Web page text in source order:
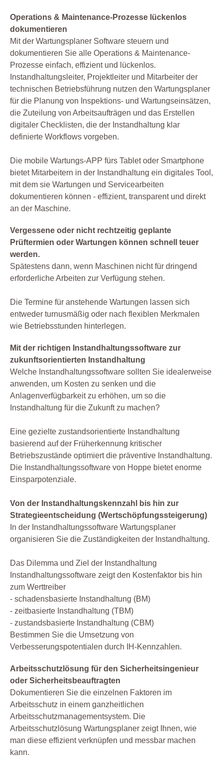
Operations & Maintenance-Prozesse lückenlos
dokumentieren
Mit der Wartungsplaner Software steuern und
dokumentieren Sie alle Operations & Maintenance-
Prozesse einfach, effizient und lückenlos.
Instandhaltungsleiter, Projektleiter und Mitarbeiter der
technischen Betriebsführung nutzen den Wartungsplaner
für die Planung von Inspektions- und Wartungseinsätzen,
die Zuteilung von Arbeitsaufträgen und das Erstellen
digitaler Checklisten, die der Instandhaltung klar
definierte Workflows vorgeben.
Die mobile Wartungs-APP fürs Tablet oder Smartphone
bietet Mitarbeitern in der Instandhaltung ein digitales Tool,
mit dem sie Wartungen und Servicearbeiten
dokumentieren können - effizient, transparent und direkt
an der Maschine.
Vergessene oder nicht rechtzeitig geplante
Prüftermien oder Wartungen können schnell teuer
werden.
Spätestens dann, wenn Maschinen nicht für dringend
erforderliche Arbeiten zur Verfügung stehen.
Die Termine für anstehende Wartungen lassen sich
entweder turnusmäßig oder nach flexiblen Merkmalen
wie Betriebsstunden hinterlegen.
Mit der richtigen Instandhaltungssoftware zur
zukunftsorientierten Instandhaltung
Welche Instandhaltungssoftware sollten Sie idealerweise
anwenden, um Kosten zu senken und die
Anlagenverfügbarkeit zu erhöhen, um so die
Instandhaltung für die Zukunft zu machen?
Eine gezielte zustandsorientierte Instandhaltung
basierend auf der Früherkennung kritischer
Betriebszustände optimiert die präventive Instandhaltung.
Die Instandhaltungssoftware von Hoppe bietet enorme
Einsparpotenziale.
Von der Instandhaltungskennzahl bis hin zur
Strategieentscheidung (Wertschöpfungssteigerung)
In der Instandhaltungssoftware Wartungsplaner
organisieren Sie die Zuständigkeiten der Instandhaltung.
Das Dilemma und Ziel der Instandhaltung
Instandhaltungssoftware zeigt den Kostenfaktor bis hin
zum Werttreiber
- schadensbasierte Instandhaltung (BM)
- zeitbasierte Instandhaltung (TBM)
- zustandsbasierte Instandhaltung (CBM)
Bestimmen Sie die Umsetzung von
Verbesserungspotentialen durch IH-Kennzahlen.
Arbeitsschutzlösung für den Sicherheitsingenieur
oder Sicherheitsbeauftragten
Dokumentieren Sie die einzelnen Faktoren im
Arbeitsschutz in einem ganzheitlichen
Arbeitsschutzmanagementsystem. Die
Arbeitsschutzlösung Wartungsplaner zeigt Ihnen, wie
man diese effizient verknüpfen und messbar machen
kann.